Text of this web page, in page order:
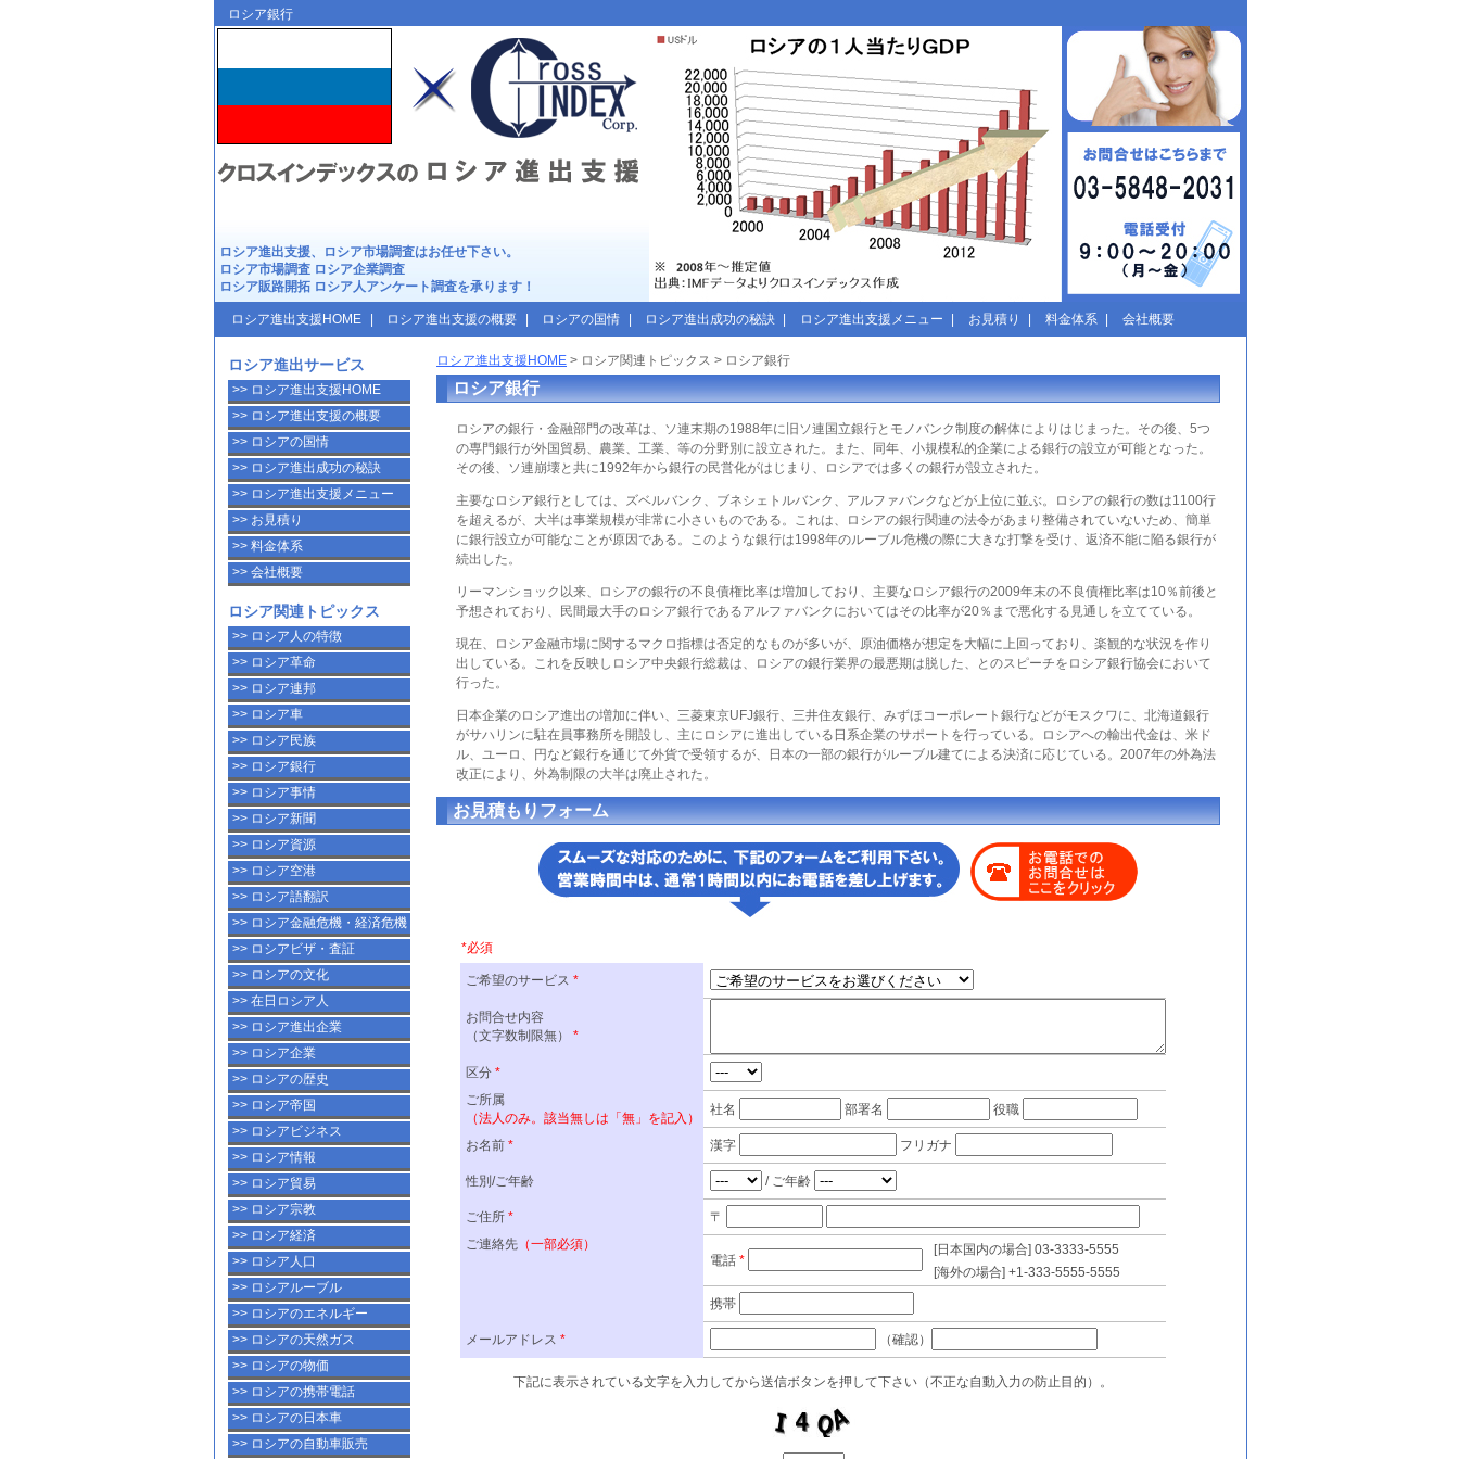
ロシア銀行
ロシア進出支援、 ロシア市場調査はお任せ下さい。
ロシア市場調査 ロシア企業調査
ロシア販路開拓 ロシア人アンケート調査を承ります！
ロシア進出支援は
ロシア進出支援HOME > ロシア関連 トピックス > ロシア銀行
ロシア銀行
ロシアの銀行・金融部門の改革は、ソ連末期の1988年に旧ソ連国立銀行とモノバンク制度の解体によりはじまった。その後、5つ
の専門銀行が外国貿易、農業、工業、等の分野別に設立された。また、同年、小規模私的企業による銀行の設立が可能となった。
その後、ソ連崩壊と共に1992年から銀行の民営化がはじまり、
ロシアでは多くの銀行が設立された。
主要な ロシア銀行としては、ズベルバンク、ブネシェトルバンク、アルファバンクなどが上位に並ぶ。 ロシアの銀行の数は1100行
を超えるが、大半は事業規模が非常に小さいものである。これは、
ロシアの銀行関連の法令があまり整備されていないため、簡単
に銀行設立が可能なことが原因である。このような銀行は1998年のルーブル危機の際に大きな打撃を受け、返済不能に陥る銀行が
続出した。
リーマンショック以来、 ロシアの銀行の不良債権比率は増加しており、主要な ロシア銀行の2009年末の不良債権比率は10％前後と
予想されており、民間最大手のロシア銀行であるアルファバンクにおいてはその比率が20％まで悪化する見通しを立てている。
現在、 ロシア金融市場に関するマクロ指標は否定的なものが多いが、原油価格が想定を大幅に上回っており、楽観的な状況を作り
出している。これを反映し ロシア中央銀行総裁は、 ロシアの銀行業界の最悪期は脱した、とのスピーチを ロシア銀行協会において
行った。
日本企業のロシア進出の増加に伴い、三菱東京UFJ銀行、三井住友銀行、みずほコーポレート銀行などがモスクワに、北海道銀行
がサハリンに駐在員事務所を開設し、主に ロシアに進出している日系企業のサポートを行っている。 ロシアへの輸出代金は、米ド
ル、ユーロ、円など銀行を通じて外貨で受領するが、日本の一部の銀行がルーブル建てによる決済に応じている。2007年の外為法
改正により、外為制限の大半は廃止された。
お見積もりフォーム
ロシア進出サービス
>> ロシア進出支援HOME
>> ロシア進出支援の概要
>> ロシアの国情
>> ロシア進出成功の秘訣
>> ロシア進出支援メニュー
>> お見積り
>> 料金体系
>> 会社概要
ロシア関連トピックス
>> ロシア人の特徴
>> ロシア革命
>> ロシア連邦
>> ロシア車
>> ロシア民族
>> ロシア銀行
>> ロシア事情
>> ロシア新聞
>> ロシア資源
>> ロシア空港
>> ロシア語翻訳
>> ロシア金融危機・経済危機
>> ロシアビザ・査証
>> ロシアの文化
>> 在日ロシア人
>> ロシア進出企業
>> ロシア企業
>> ロシアの歴史
>> ロシア帝国
>> ロシアビジネス
>> ロシア情報
>> ロシア貿易
>> ロシア宗教
>> ロシア経済
>> ロシア人口
>> ロシアルーブル
>> ロシアのエネルギー
>> ロシアの天然ガス
>> ロシアの物価
>> ロシアの携帯電話
>> ロシアの日本車
>> ロシアの自動車販売
ロシア進出支援HOME ロシア進出支援の概要 ロシアの国情 ロシア進出成功の秘訣 ロシア進出支援メニュー お見積り 料金体系 会社概要